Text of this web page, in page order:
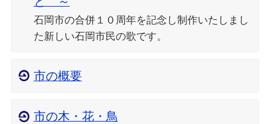
石岡市の合併１０周年を記念し制作いたしまし
た新しい石岡市民の歌です。
市の概要
市の木・花・鳥